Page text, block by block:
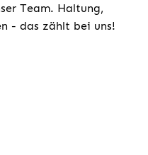
Team. Haltung,
- das zählt bei uns!